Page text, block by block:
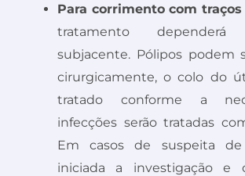
Para corrimento com traços
tratamento
subjacente. Pólipos podem
cirurgicamente, o colo do
tratado conforme a
infecções serão tratadas
Em casos de suspeita de
iniciada a investigação e